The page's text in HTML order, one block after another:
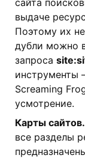
сайта
выдаче
Поэтому их
дубли можно
запроса
инструменты
Screaming
усмотрение.
Карты сайтов.
все разделы